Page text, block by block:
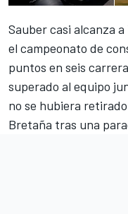
Sauber casi alcanza
el campeonato de
puntos en seis
superado al equipo
no se hubiera
Bretaña tras una